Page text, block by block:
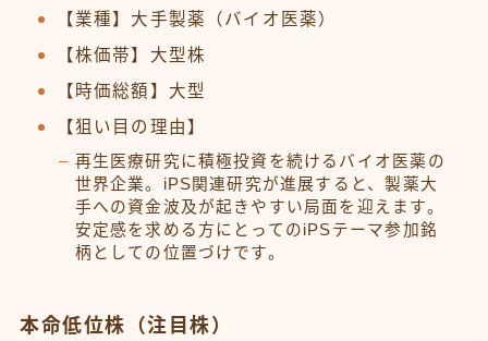
【業種】大手製薬（バイオ医薬）
【株価帯】大型株
【時価総額】大型
【狙い目の理由】
再生医療研究に積極投資を続けるバイオ医薬の
世界企業。iPS関連研究が進展すると、製薬大
手への資金波及が起きやすい局面を迎えます。
安定感を求める方にとってのiPSテーマ参加銘
柄としての位置づけです。
本命低位株（注目株）